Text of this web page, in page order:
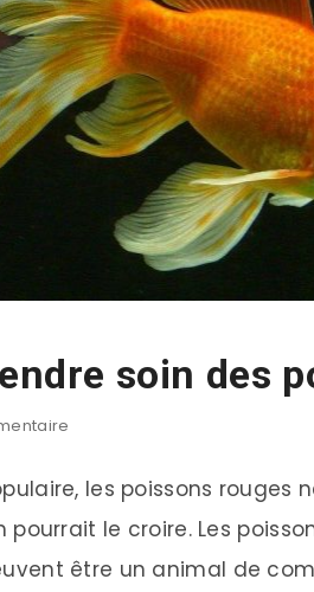
soin des
les poissons rouges
pourrait le croire. Les
être un animal de